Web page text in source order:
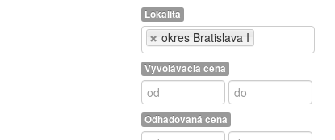
Lokalita
okres Bratislava I
Lokalita
Vyvolávacia cena
Odhadovaná cena